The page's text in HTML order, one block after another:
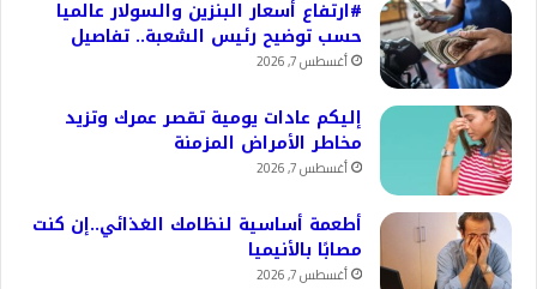
#ارتفاع أسعار البنزين والسولار عالميا
حسب توضيح رئيس الشعبة.. تفاصيل
أغسطس 7, 2026
إليكم عادات يومية تقصر عمرك وتزيد
مخاطر الأمراض المزمنة
أغسطس 7, 2026
أطعمة أساسية لنظامك الغذائي..إن كنت
مصابًا بالأنيميا
أغسطس 7, 2026